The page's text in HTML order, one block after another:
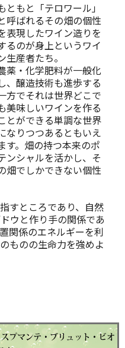
ともと「テロワール」
呼ばれるその畑の個性
表現したワイン造りを
るのが身上というワイ
生産者たち。
薬・化学肥料が一般化
、醸造技術も進歩する
方でそれは世界どこで
美味しいワインを作る
とができる単調な世界
なりつつあるともいえ
す。畑の持つ本来のポ
ンシャルを活かし、そ
畑でしかできない個性
すところであり、自然
ウと作り手の関係であ
関係のエネルギーを利
ものの生命力を強めよ